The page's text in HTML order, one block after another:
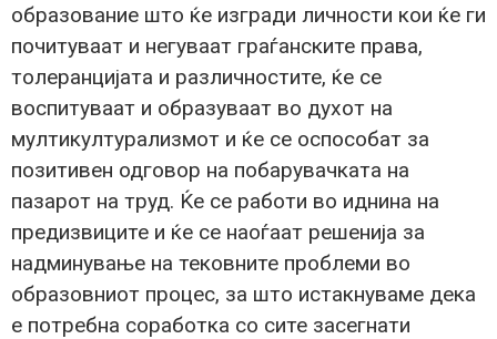
образование што ќе изгради личности кои ќе ги
почитуваат и негуваат граѓанските права,
толеранцијата и различностите, ќе се
воспитуваат и образуваат во духот на
мултикултурализмот и ќе се оспособат за
позитивен одговор на побарувачката на
пазарот на труд. Ќе се работи во иднина на
предизвиците и ќе се наоѓаат решенија за
надминување на тековните проблеми во
образовниот процес, за што истакнуваме дека
е потребна соработка со сите засегнати